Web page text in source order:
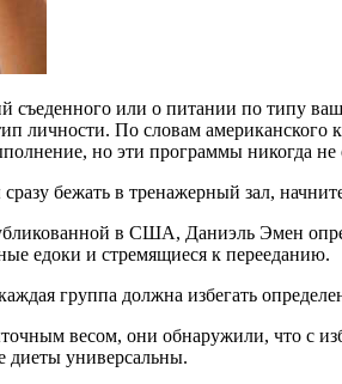
съеденного или о питании по типу
личности. По словам американского
но эти программы никогда
бежать в тренажерный зал,
в США, Даниэль Эмен
едоки и стремящиеся к перееданию.
группа должна избегать
весом, они обнаружили, что с
диеты универсальны.